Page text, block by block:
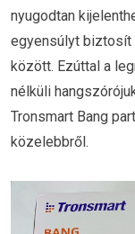
nyugodtan
egyensúlyt biztosít
között. Ezúttal a
nélküli
Tronsmart Bang
közelebbről.